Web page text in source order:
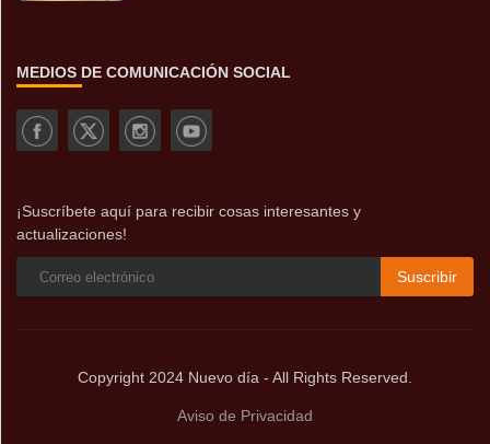
MEDIOS DE COMUNICACIÓN SOCIAL
¡Suscríbete aquí para recibir cosas interesantes y
actualizaciones!
Suscribir
Copyright 2024 Nuevo día - All Rights Reserved.
Aviso de Privacidad